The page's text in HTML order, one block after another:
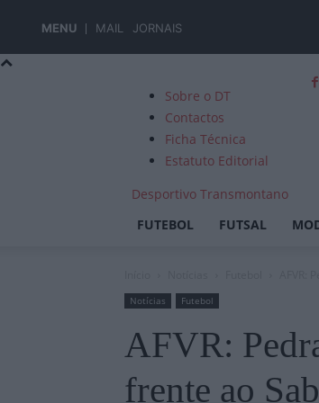
MENU MAIL JORNAIS
Sobre o DT
Contactos
Ficha Técnica
Estatuto Editorial
Desportivo Transmontano
FUTEBOL
FUTSAL
Notícias Futebol
AFVR:
frente ao